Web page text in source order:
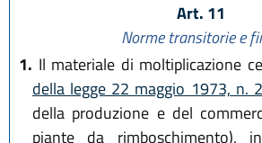
Art. 11
Norme transitorie e
1. Il materiale di moltiplicazione
della legge 22 maggio 1973, n.
della produzione e del
piante da rimboschimento),